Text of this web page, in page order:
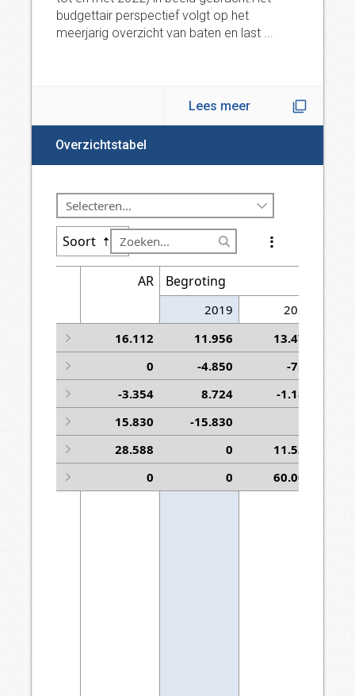
budgettair perspectief volgt op het
meerjarig overzicht van baten en last ...
Lees meer
Overzichtstabel
Soort
AR Begroting
2019
2020
1 Stand Perspectiefnota 2019
16.112 11.956
13.471
2 Beïnvloedbare mutaties
0 -4.850
-750
3 Niet beïnvloedbare mutaties
-3.354 8.724
-1.187
4 Mutaties vrije ruimte Algemene Reserve
15.830 -15.830
5 Stand Begroting 2019
28.588 0
11.534
6 Beschikbaar voor volgende coalitie
0 0 60.000